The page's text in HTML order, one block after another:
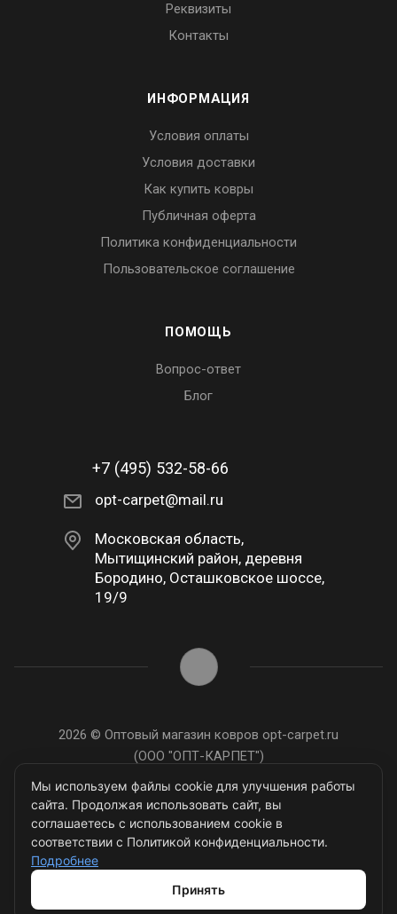
Реквизиты
Контакты
ИНФОРМАЦИЯ
Условия оплаты
Условия доставки
Как купить ковры
Публичная оферта
Политика конфиденциальности
Пользовательское соглашение
ПОМОЩЬ
Вопрос-ответ
Блог
+7 (495) 532-58-66
opt-carpet@mail.ru
Московская область,
Мытищинский район, деревня
Бородино, Осташковское шоссе,
19/9
2026 © Оптовый магазин ковров opt-carpet.ru
(ООО "ОПТ-КАРПЕТ")
ИНН: 7743907105
Мы используем файлы cookie для улучшения работы
сайта. Продолжая использовать сайт, вы
соглашаетесь с использованием cookie в
соответствии с Политикой конфиденциальности.
Подробнее
Принять